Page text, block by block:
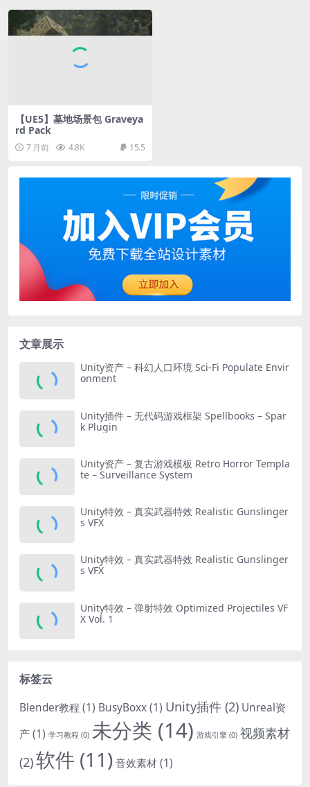
【UE5】墓地场景包 Graveya
rd Pack
7 月前 4.8K 15.5
文章展示
Unity资产 – 科幻人口环境 Sci-Fi Populate Envir
onment
Unity插件 – 无代码游戏框架 Spellbooks – Spar
k Plugin
Unity资产 – 复古游戏模板 Retro Horror Templa
te – Surveillance System
Unity特效 – 真实武器特效 Realistic Gunslinger
s VFX
Unity特效 – 真实武器特效 Realistic Gunslinger
s VFX
Unity特效 – 弹射特效 Optimized Projectiles VF
X Vol. 1
标签云
Blender教程 (1) BusyBoxx(1) Unity插件 (2) Unreal资
产(1) 学习教程 (0) 未分类 (14) 游戏引擎 (0) 视频素材
(2)软件 (11)音效素材(1)